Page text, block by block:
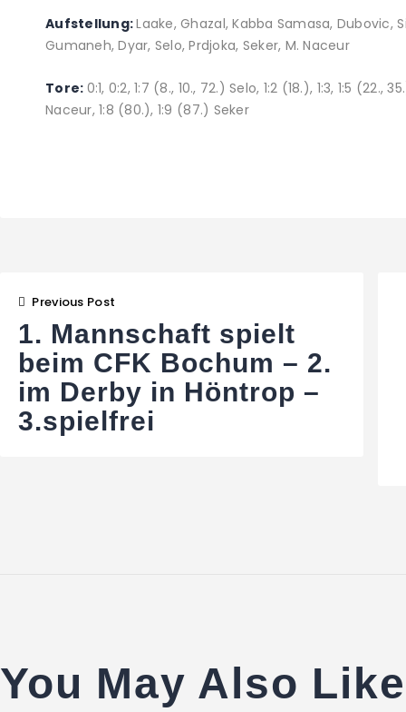
Aufstellung:Laake, Ghazal, Kabba Samasa, Dubovic,
Gumaneh, Dyar, Selo, Prdjoka, Seker, M. Naceur
Tore: 0:1, 0:2, 1:7 (8., 10., 72.) Selo, 1:2 (18.), 1:3, 1:5
Naceur, 1:8 (80.), 1:9 (87.) Seker
Previous Post
1. Mannschaft spielt
beim CFK Bochum – 2.
im Derby in Höntrop –
3.spielfrei
You May Also Like